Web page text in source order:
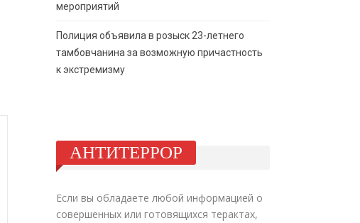
мероприятий
Полиция объявила в розыск 23-летнего
тамбовчанина за возможную причастность
к экстремизму
АНТИТЕРРОР
Если вы обладаете любой информацией о
совершенных или готовящихся терактах,